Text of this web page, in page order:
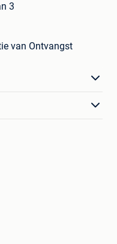
3
van Ontvangst